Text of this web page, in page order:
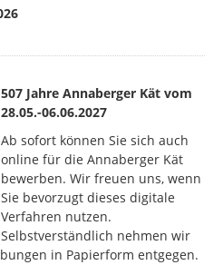
507 Jahre Annaberger Kät vom
28.05.-06.06.2027
Ab sofort können Sie sich auch
online für die Annaberger Kät
bewerben. Wir freuen uns, wenn
Sie bevorzugt dieses digitale
Verfahren nutzen.
Selbstverständlich nehmen wir
in Papierform entgegen.